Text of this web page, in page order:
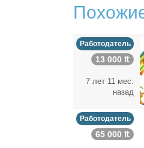
Работодатель
13 000 ₶
7 лет 11 мес.
назад
Работодатель
65 000 ₶